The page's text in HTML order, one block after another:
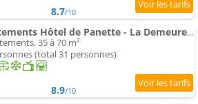
8.7/10
Appartements Hôtel de Panette - La Demeure Renaissance Cathédrale, stationnement cour privée
35 à 70 m²
(total 31 personnes)
8.9/10